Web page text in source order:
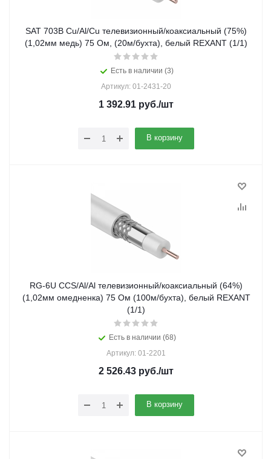
SAT 703B Cu/Al/Cu телевизионный/коаксиальный (75%)
(1,02мм медь) 75 Ом, (20м/бухта), белый REXANT (1/1)
Есть в наличии (3)
Артикул: 01-2431-20
1 392.91 руб./шт
В корзину
RG-6U CCS/Al/Al телевизионный/коаксиальный (64%)
(1,02мм омедненка) 75 Ом (100м/бухта), белый REXANT
(1/1)
Есть в наличии (68)
Артикул: 01-2201
2 526.43 руб./шт
В корзину